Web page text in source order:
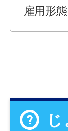
雇用形態
じ